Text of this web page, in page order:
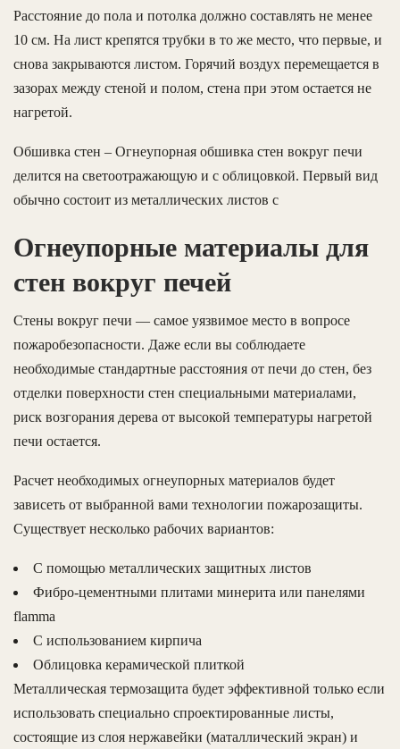
Расстояние до пола и потолка должно составлять не менее
10 см. На лист крепятся трубки в то же место, что первые, и
снова закрываются листом. Горячий воздух перемещается в
зазорах между стеной и полом, стена при этом остается не
нагретой.
Обшивка стен – Огнеупорная обшивка стен вокруг печи
делится на светоотражающую и с облицовкой. Первый вид
обычно состоит из металлических листов с
Огнеупорные материалы для
стен вокруг печей
Стены вокруг печи — самое уязвимое место в вопросе
пожаробезопасности. Даже если вы соблюдаете
необходимые стандартные расстояния от печи до стен, без
отделки поверхности стен специальными материалами,
риск возгорания дерева от высокой температуры нагретой
печи остается.
Расчет необходимых огнеупорных материалов будет
зависеть от выбранной вами технологии пожарозащиты.
Существует несколько рабочих вариантов:
С помощью металлических защитных листов
Фибро-цементными плитами минерита или панелями
flamma
С использованием кирпича
Облицовка керамической плиткой
Металлическая термозащита будет эффективной только если
использовать специально спроектированные листы,
состоящие из слоя нержавейки (маталлический экран) и